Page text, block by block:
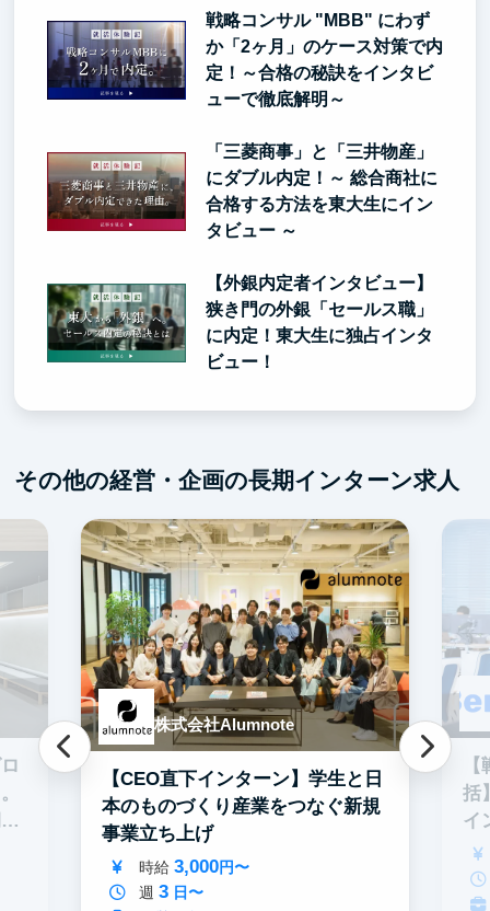
戦略コンサル "MBB" にわず
か「2ヶ月」のケース対策で内
定！～合格の秘訣をインタビ
ューで徹底解明～
「三菱商事」と「三井物産」
にダブル内定！～ 総合商社に
合格する方法を東大生にイン
タビュー ～
【外銀内定者インタビュー】
狭き門の外銀「セールス職」
に内定！東大生に独占インタ
ビュー！
その他の経営・企画の長期インターン求人
株式会社Alumnote
【CEO直下インターン】学生と日
本のものづくり産業をつなぐ新規
事業立ち上げ
時給 3,000円〜
週 3日〜
括
イ